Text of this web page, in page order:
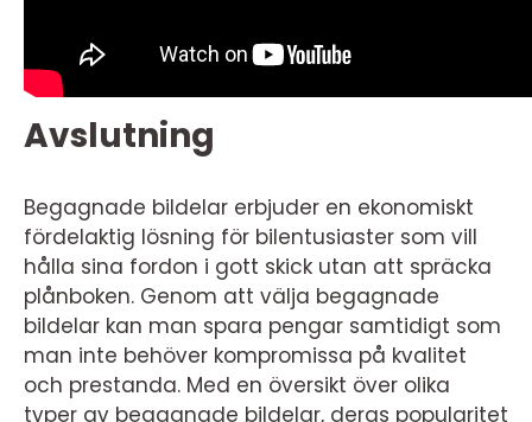
Avslutning
Begagnade bildelar erbjuder en ekonomiskt
fördelaktig lösning för bilentusiaster som vill
hålla sina fordon i gott skick utan att spräcka
plånboken. Genom att välja begagnade
bildelar kan man spara pengar samtidigt som
man inte behöver kompromissa på kvalitet
och prestanda. Med en översikt över olika
typer av begagnade bildelar, deras popularitet